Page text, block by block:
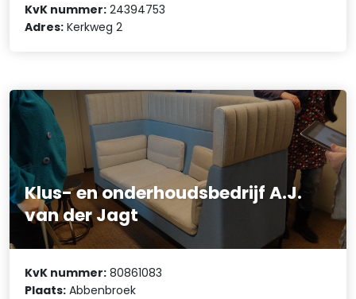
KvK nummer: 24394753
Adres: Kerkweg 2
Klus- en onderhoudsbedrijf A.J.
van der Jagt
KvK nummer: 80861083
Plaats: Abbenbroek